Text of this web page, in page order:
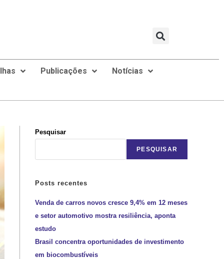
Publicações Notícias
Pesquisar
PESQUISAR
Posts recentes
Venda de carros novos cresce 9,4% em 12 meses
e setor automotivo mostra resiliência, aponta
estudo
Brasil concentra oportunidades de investimento
em biocombustíveis